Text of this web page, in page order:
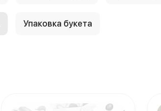
Упаковка букета